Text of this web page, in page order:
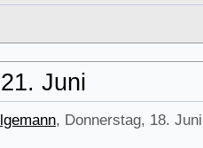
Juni
, Donnerstag, 18.